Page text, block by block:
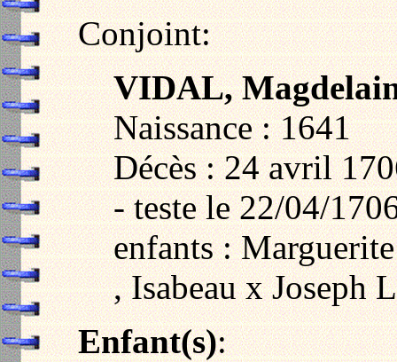
Conjoint:
VIDAL,
Naissance : 1641
Décès : 24 avril
- teste le 22/04/
enfants :
, Isabeau x Joseph
Enfant(s):